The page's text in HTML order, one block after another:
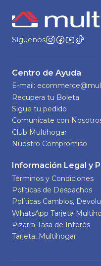
Síguenos
Centro de Ayuda
E-mail:
Recupera tu Boleta
Sigue tu pedido
Comunícate con
Club Multihogar
Nuestro Compromiso
Información Legal y
Términos y Condiciones
Políticas de Despachos
Políticas Cambios,
WhatsApp Tarjeta
Pizarra Tasa de Interés
Tarjeta_Multihogar